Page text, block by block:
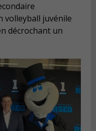
volleyball juvénile
décrochant un